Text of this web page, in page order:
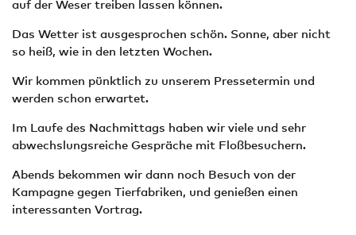
auf der Weser treiben lassen können.
Das Wetter ist ausgesprochen schön. Sonne, aber nicht
so heiß, wie in den letzten Wochen.
Wir kommen pünktlich zu unserem Pressetermin und
werden schon erwartet.
Im Laufe des Nachmittags haben wir viele und sehr
abwechslungsreiche Gespräche mit Floßbesuchern.
Abends bekommen wir dann noch Besuch von der
Kampagne gegen Tierfabriken, und genießen einen
interessanten Vortrag.